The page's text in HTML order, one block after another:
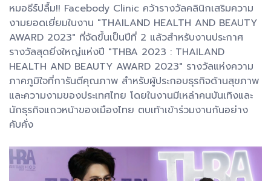
หมอธีร์ปลื้ม!! Facebody Clinic คว้ารางวัลคลินิกเสริมความ
งามยอดเยี่ยมในงาน "THAILAND HEALTH AND BEAUTY
AWARD 2023" ที่จัดขึ้นเป็นปีที่ 2 แล้วสำหรับงานประกาศ
รางวัลสุดยิ่งใหญ่แห่งปี "THBA 2023 : THAILAND
HEALTH AND BEAUTY AWARD 2023" รางวัลแห่งความ
ภาคภูมิใจที่การันตีคุณภาพ สำหรับผู้ประกอบธุรกิจด้านสุขภาพ
และความงามของประเทศไทย โดยในงานมีเหล่าคนบันเทิงและ
นักธุรกิจแถวหน้าของเมืองไทย ตบเท้าเข้าร่วมงานกันอย่าง
คับคั่ง